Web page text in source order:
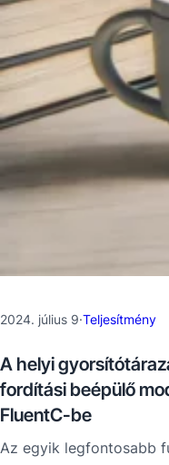
2024. július 9·Teljesítmény
A helyi
fordítási beépülő
FluentC-be
Az egyik legfontosabb